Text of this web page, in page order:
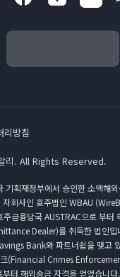
리방침
리. All Rights Reserved.
기획재정부에서 승인한 소액해
자회사인 호주법인 WBAU
금융당국 AUSTRAC으로 부터
Dealer)를 취득한 법인입
Bank와 파트너쉽을 맺고
크(Financial Crimes
터 해외송금 자격을 얻었습니